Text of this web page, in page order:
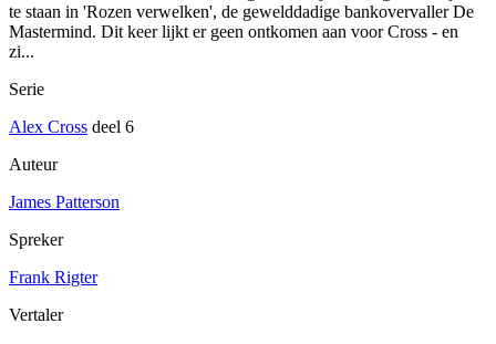
te staan in 'Rozen verwelken', de gewelddadige bankovervaller De
Mastermind. Dit keer lijkt er geen ontkomen aan voor Cross - en
zi...
Serie
Alex Cross deel 6
Auteur
James Patterson
Spreker
Frank Rigter
Vertaler